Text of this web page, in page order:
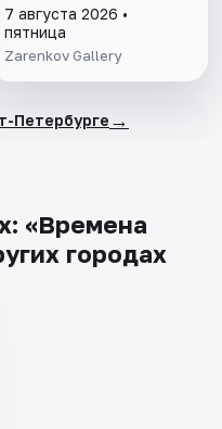
7 августа 2026 •
пятница
Zarenkov Gallery
Петербурге →
«Времена
городах